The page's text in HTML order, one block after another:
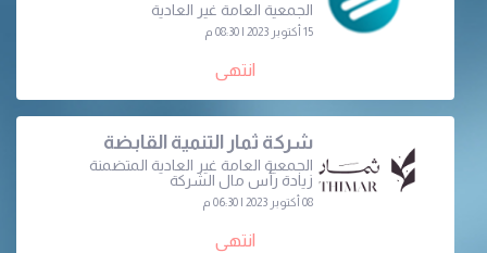
الجمعية العامة غير العادية
15 أكتوبر 2023 | 08:30 م
انتهى
شركة ثمار التنمية القابضة
الجمعية العامة غير العادية المتضمنة
زيادة رأس مال الشركة
08 أكتوبر 2023 | 06:30 م
انتهى